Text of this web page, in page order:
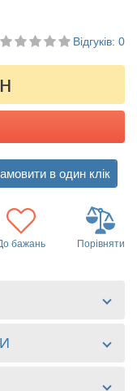
Відгуків: 0
бажань Порівняти